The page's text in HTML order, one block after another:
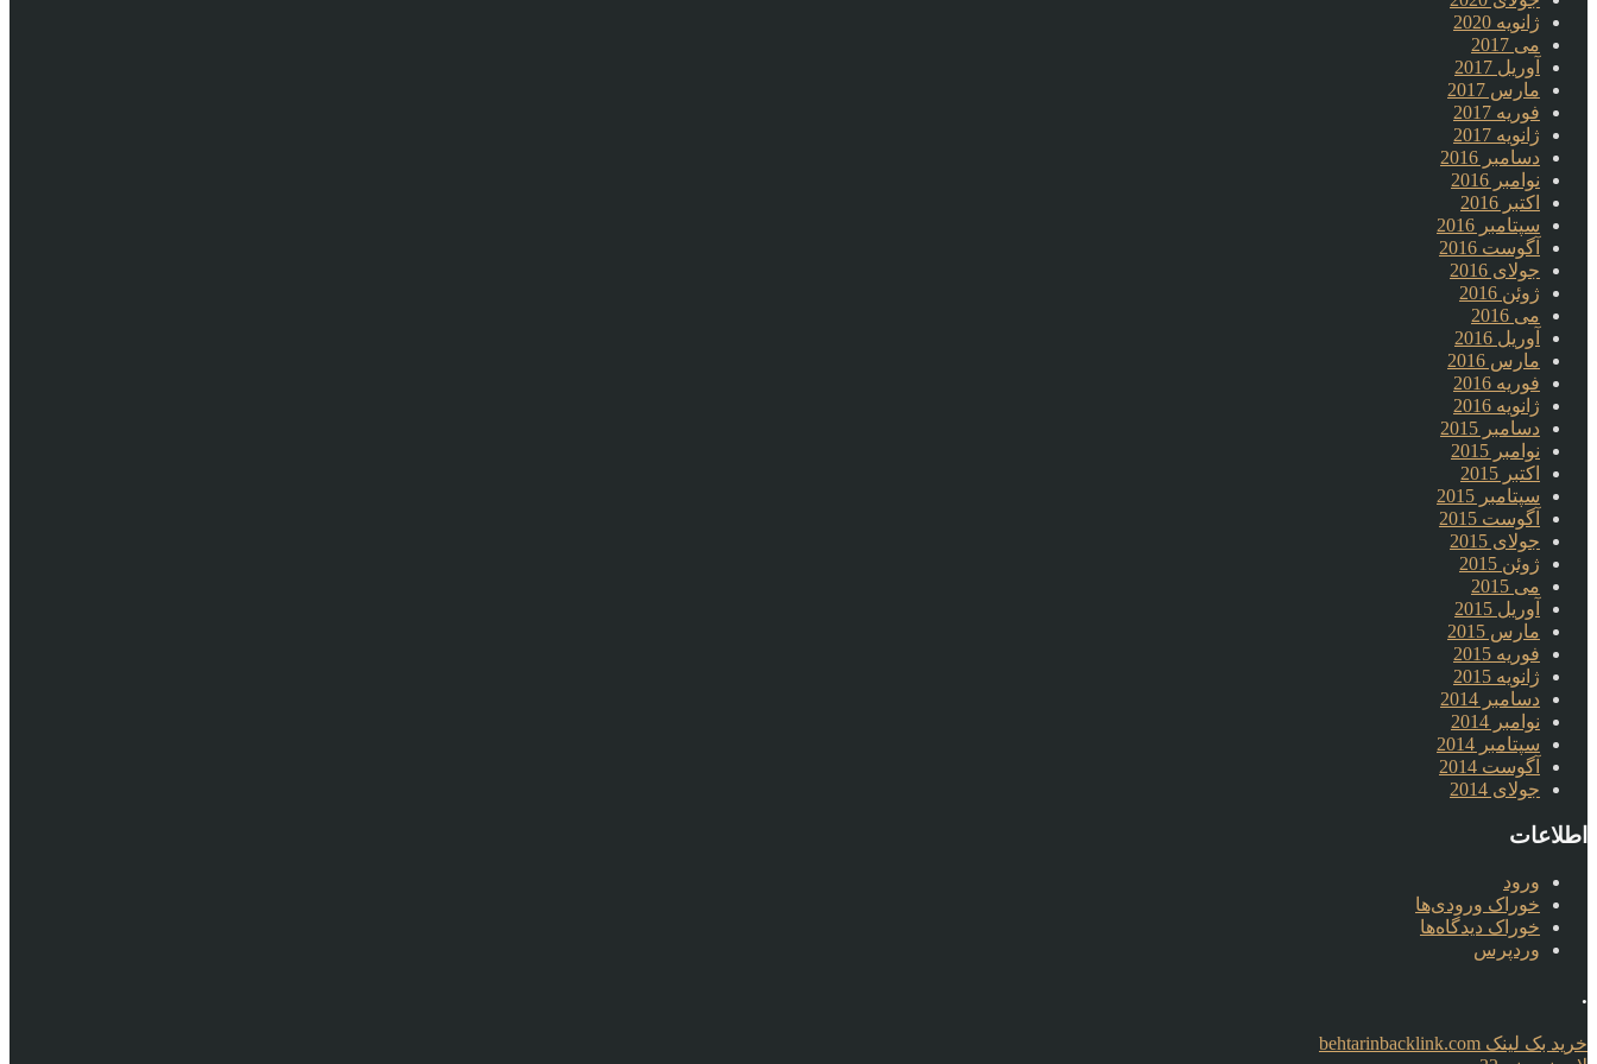
ژانویه 2020
می 2017
آوریل 2017
مارس 2017
فوریه 2017
ژانویه 2017
دسامبر 2016
نوامبر 2016
اکتبر 2016
سپتامبر 2016
آگوست 2016
جولای 2016
ژوئن 2016
می 2016
آوریل 2016
مارس 2016
فوریه 2016
ژانویه 2016
دسامبر 2015
نوامبر 2015
اکتبر 2015
سپتامبر 2015
آگوست 2015
جولای 2015
ژوئن 2015
می 2015
آوریل 2015
مارس 2015
فوریه 2015
ژانویه 2015
دسامبر 2014
نوامبر 2014
سپتامبر 2014
آگوست 2014
جولای 2014
اطلاعات
ورود
خوراک ورودی‌ها
خوراک دیدگاه‌ها
وردپرس
.
خرید بک لینک behtarinbacklink.com